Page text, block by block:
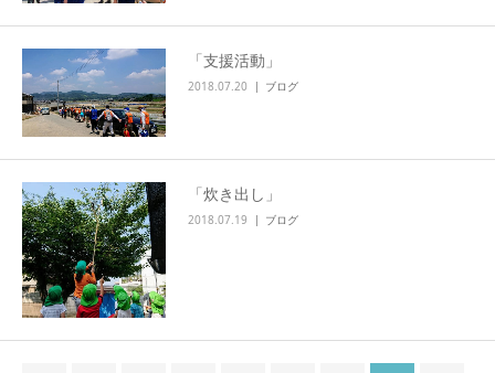
「支援活動」
2018.07.20 ブログ
「炊き出し」
2018.07.19 ブログ